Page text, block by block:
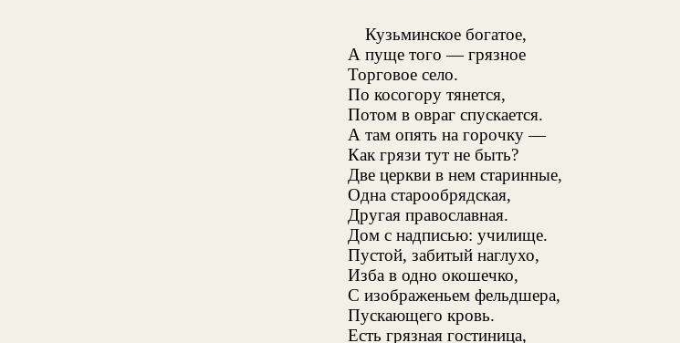
Кузьминское богатое,
А пуще того — грязное
Торговое село.
По косогору тянется,
Потом в овраг спускается.
А там опять на горочку —
Как грязи тут не быть?
Две церкви в нем старинные,
Одна старообрядская,
Другая православная.
Дом с надписью: училище.
Пустой, забитый наглухо,
Изба в одно окошечко,
С изображеньем фельдшера,
Пускающего кровь.
Есть грязная гостиница,